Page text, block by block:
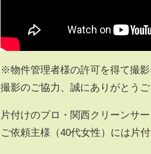
※物件管理者様の許可を得て撮影
撮影のご協力、誠にありがとうご
片付けのプロ・関西クリーンサ
ご依頼主様（40代女性）には片